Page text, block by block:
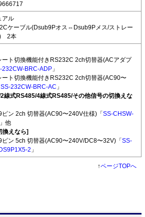
アル
ケーブル(Dsub9Pオス⇔Dsub9Pメス/ストレー
2本
ート切換機能付きRS232C 2ch切替器(ACアダプ
232CW-BRC-ADP」
ート切換機能付きRS232C 2ch切替器(AC90〜
SS-232CW-BRC-AC 」
線式RS485/4線式RS485/その他信号の切換えな
ピン 2ch 切替器(AC90〜240V仕様)「 SS-CHSW-
」他
換えなら]
ピン 5ch 切替器(AC90〜240V/DC8〜32V)「 SS-
2 」
↑ページTOPへ